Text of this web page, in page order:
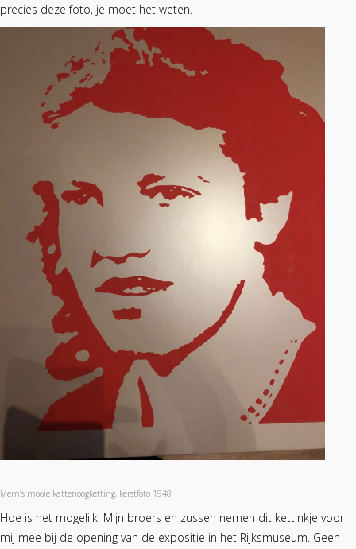
precies deze foto, je moet het weten.
Mem’s mooie kattenoogketting, kerstfoto 1948
Hoe is het mogelijk. Mijn broers en zussen nemen dit kettinkje voor
mij mee bij de opening van de expositie in het Rijksmuseum. Geen